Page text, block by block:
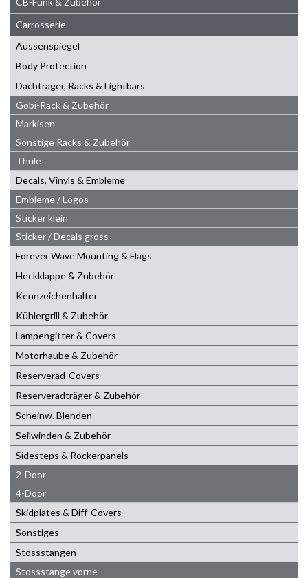
Carrosserie
Aussenspiegel
Body Protection
Dachträger, Racks & Lightbars
Gobi-Rack & Zubehör
Markisen
Sonstige Racks & Zubehör
Thule
Decals, Vinyls & Embleme
Embleme / Logos
Sticker klein
Sticker / Decals gross
Forever Wave Mounting & Flags
Heckklappe & Zubehör
Kennzeichenhalter
Kühlergrill & Zubehör
Lampengitter & Covers
Motorhaube & Zubehör
Reserverad-Covers
Reserveradträger & Zubehör
Scheinw. Blenden
Seilwinden & Zubehör
Sidesteps & Rockerpanels
2-Door
4-Door
Skidplates & Diff-Covers
Sonstiges
Stossstangen
Stossstange vorne